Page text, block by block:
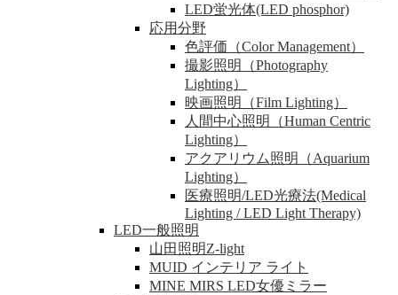
LED蛍光体(LED phosphor)
応用分野
色評価（Color Management）
撮影照明（Photography
Lighting）
映画照明（Film Lighting）
人間中心照明（Human Centric
Lighting）
アクアリウム照明（Aquarium
Lighting）
医療照明/LED光療法(Medical
Lighting / LED Light Therapy)
LED一般照明
山田照明Z-light
MUID インテリア ライト
MINE MIRS LED女優ミラー